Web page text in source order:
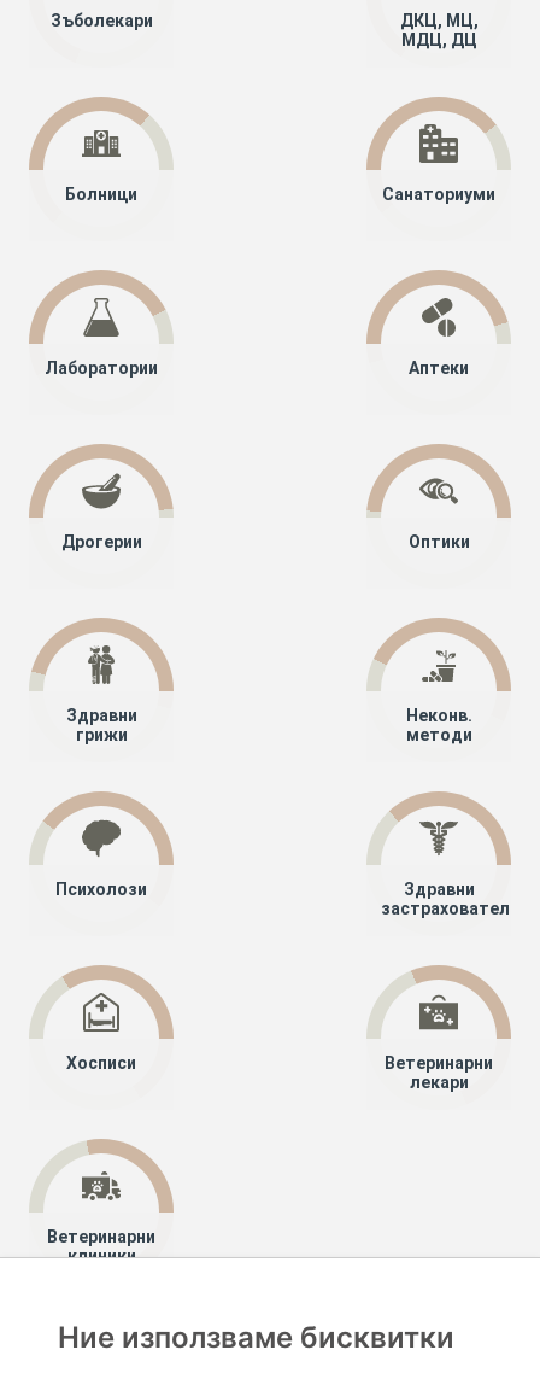
Зъболекари
ДКЦ, МЦ,
МДЦ, ДЦ
Болници Санаториуми
Лаборатории Аптеки
Дрогерии Оптики
Здравни
грижи
Неконв.
методи
Психолози
Здравни
застрахователи
Хосписи
Ветеринарни
лекари
Ветеринарни
клиники
Специалисти
Ние използваме бисквитки